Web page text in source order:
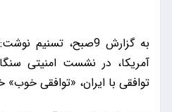
به گزارش 9صبح،
آمریکا، در نشست امنیتی
توافقی با ایران، «توافقی خوب»